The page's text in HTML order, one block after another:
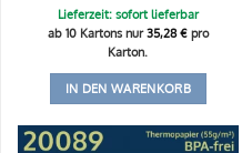
Lieferzeit: sofort lieferbar
ab 10 Kartons nur35,28€pro
Karton.
IN DEN WARENKORB